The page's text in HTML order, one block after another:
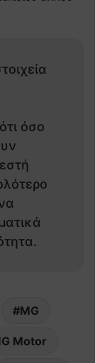
όσο
MG
Motor